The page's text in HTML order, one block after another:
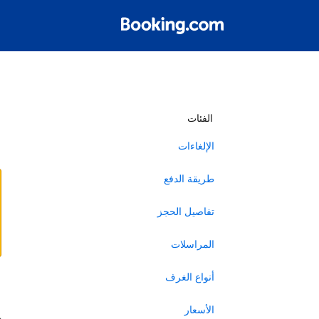
الفئات
الإلغاءات
طريقة الدفع
تفاصيل الحجز
المراسلات
أنواع الغرف
الأسعار